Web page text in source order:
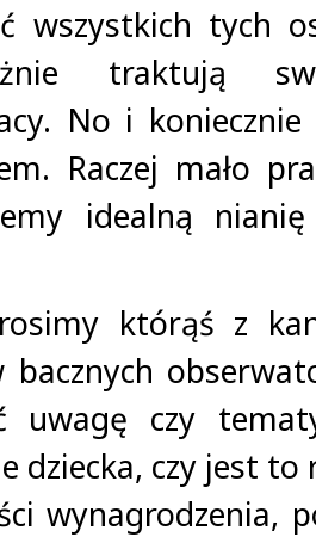
wszystkich tych
traktują
No i koniecznie
Raczej mało
idealną
którąś z
uwagę czy
dziecka, czy jest
wynagrodzenia,